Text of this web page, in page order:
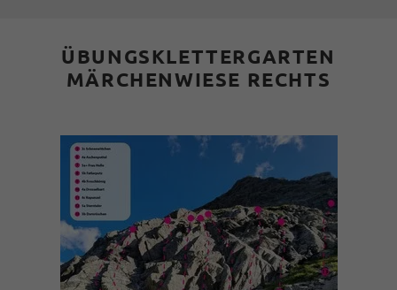
ÜBUNGSKLETTERGARTEN
MÄRCHENWIESE RECHTS